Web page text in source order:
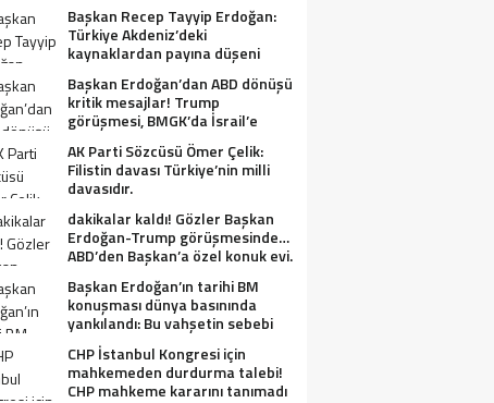
Başkan Recep Tayyip Erdoğan:
Türkiye Akdeniz’deki
kaynaklardan payına düşeni
Başkan Erdoğan’dan ABD dönüşü
kritik mesajlar! Trump
görüşmesi, BMGK’da İsrail’e
tepkiler, Gazze ve Filistin
meselesi….
AK Parti Sözcüsü Ömer Çelik:
Filistin davası Türkiye’nin milli
davasıdır.
dakikalar kaldı! Gözler Başkan
Erdoğan-Trump görüşmesinde…
ABD’den Başkan’a özel konuk evi.
Başkan Erdoğan’ın tarihi BM
konuşması dünya basınında
yankılandı: Bu vahşetin sebebi
olabilir mi?
CHP İstanbul Kongresi için
mahkemeden durdurma talebi!
CHP mahkeme kararını tanımadı